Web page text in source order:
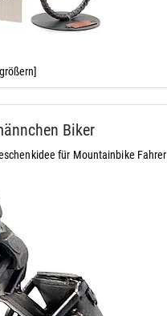
Biker
für Mountainbike Fahrer